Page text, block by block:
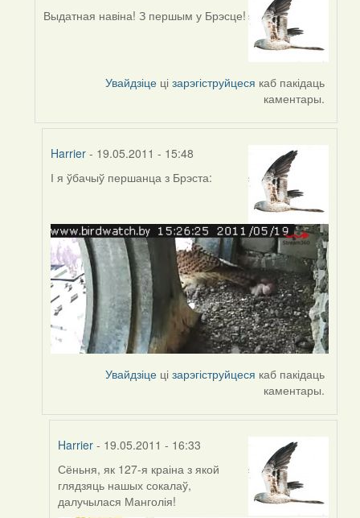
In
Выдатная навіна! З першым у Брэсце!
Увайдзіце цізарэгіструйцеся каб пакідаць
каментары.
Harrier - 19.05.2011 - 15:48
In
by
Harrier
І я ўбачыў першанца з Брэста:
Увайдзіце цізарэгіструйцеся каб пакідаць
каментары.
Harrier - 19.05.2011 - 16:33
In
reply
to
Сёньня, як 127-я краіна з якой
глядзяць нашых сокалаў,
далучылася Манголія!